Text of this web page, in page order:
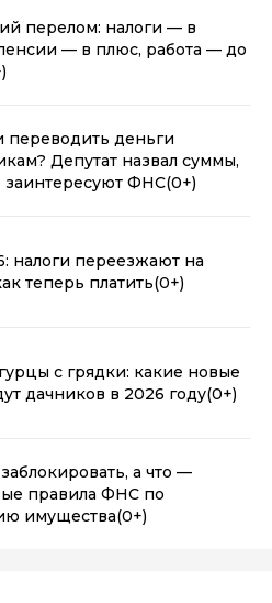
перелом: налоги — в
— в плюс, работа — до
переводить деньги
Депутат назвал суммы,
заинтересуют ФНС(0+)
налоги переезжают на
теперь платить(0+)
с грядки: какие новые
дачников в 2026 году(0+)
а что —
правила ФНС по
имущества(0+)